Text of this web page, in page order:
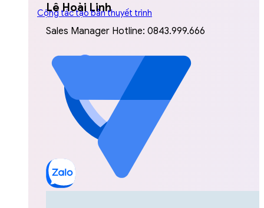
Lê Hoài Linh
Sales Manager Hotline: 0843.999.666
Cộng tác tạo bản thuyết trình